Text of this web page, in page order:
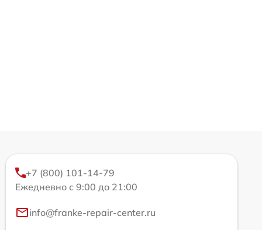
+7 (800) 101-14-79
Ежедневно с 9:00 до 21:00
info@franke-repair-center.ru